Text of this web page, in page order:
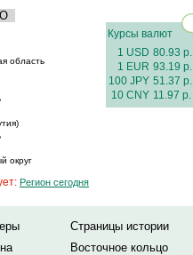
область
округ
Курсы валют
1 USD 80.93 р.
1 EUR 93.19 р.
100 JPY 51.37 р.
10 CNY 11.97 р.
Регион сегодня
Страницы истории
Восточное кольцо